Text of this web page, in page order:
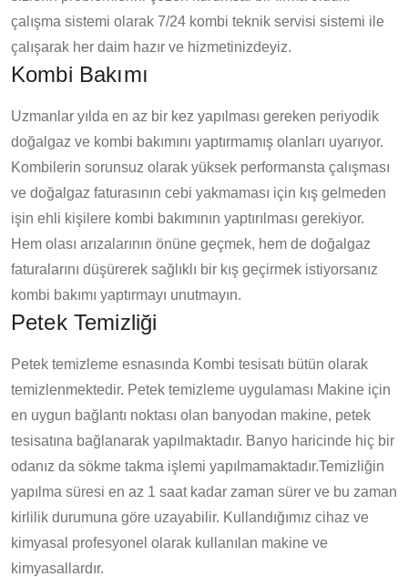
çalışma sistemi olarak 7/24 kombi teknik servisi sistemi ile
çalışarak her daim hazır ve hizmetinizdeyiz.
Kombi Bakımı
Uzmanlar yılda en az bir kez yapılması gereken periyodik
doğalgaz ve kombi bakımını yaptırmamış olanları uyarıyor.
Kombilerin sorunsuz olarak yüksek performansta çalışması
ve doğalgaz faturasının cebi yakmaması için kış gelmeden
işin ehli kişilere kombi bakımının yaptırılması gerekiyor.
Hem olası arızalarının önüne geçmek, hem de doğalgaz
faturalarını düşürerek sağlıklı bir kış geçirmek istiyorsanız
kombi bakımı yaptırmayı unutmayın.
Petek Temizliği
Petek temizleme esnasında Kombi tesisatı bütün olarak
temizlenmektedir. Petek temizleme uygulaması Makine için
en uygun bağlantı noktası olan banyodan makine, petek
tesisatına bağlanarak yapılmaktadır. Banyo haricinde hiç bir
odanız da sökme takma işlemi yapılmamaktadır.Temizliğin
yapılma süresi en az 1 saat kadar zaman sürer ve bu zaman
kirlilik durumuna göre uzayabilir. Kullandığımız cihaz ve
kimyasal profesyonel olarak kullanılan makine ve
kimyasallardır.